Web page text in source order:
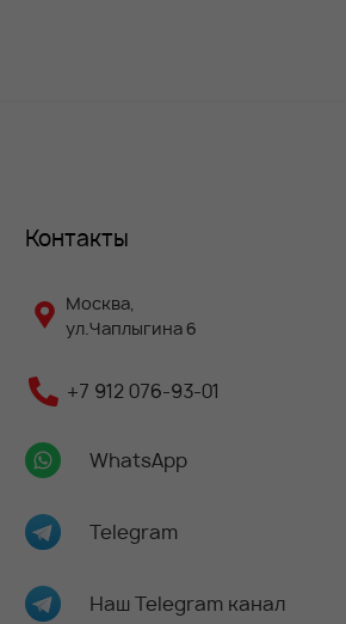
Контакты
Москва,
ул.Чаплыгина 6
+7 912 076-93-01
WhatsApp
Telegram
Наш Telegram канал